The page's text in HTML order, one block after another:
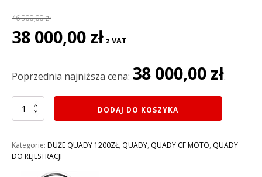
46 900,00zł
Pierwotna
cena
46
38 000,00 zł cena
38
z VAT
Poprzednia najniższa cena: 38 000,00 zł.
ilość
QUAD
MOTO
625
DODAJ DO KOSZYKA
Kategorie: DUŻE QUADY 1200ZŁ, QUADY, QUADY CF MOTO, QUADY
DO REJESTRACJI